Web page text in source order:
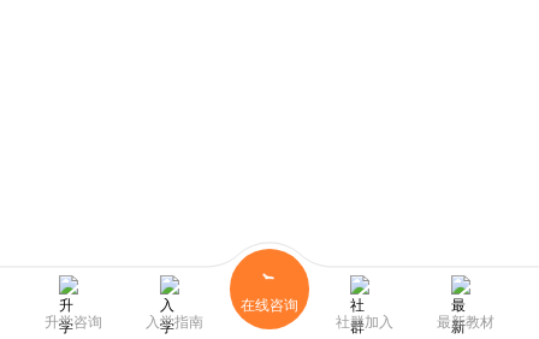
升学咨询 入学指南
在线咨询
社群加入
最新教材